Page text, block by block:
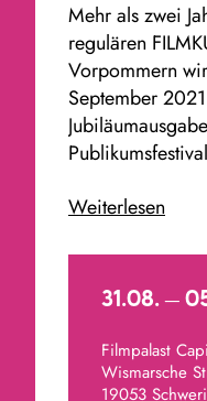
Mehr als zwei
regulären
Vorpommern
September
wird es vom
Programm
Dienstag,
16:30–THE
Weiterlesen
31.08. –
Filmpalast
Wismarsche
19053